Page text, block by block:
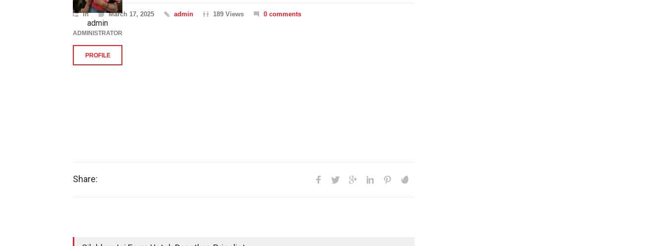
In March 17, 2025 admin 189 Views 0 comments
admin
ADMINISTRATOR
PROFILE
Share: